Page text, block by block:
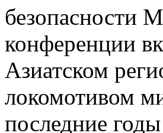
безопасности
конференции
Азиатском
локомотивом
последние